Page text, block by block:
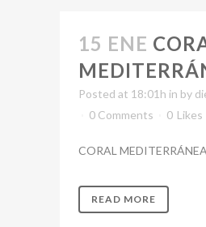
15 ENE
Posted at 18:01h in by
0 Comments
0 Likes
CORAL
READ MORE